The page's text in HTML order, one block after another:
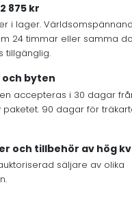
875 kr
i lager.
24 timmar eller samma
tillgänglig.
byten
accepteras i 30 dagar
90 dagar för
och tillbehör av hög
säljare av olika